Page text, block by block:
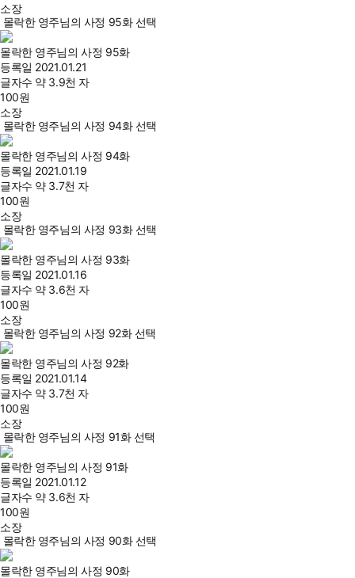
소장
몰락한 영주님의 사정 95화 선택
몰락한 영주님의 사정 95화
등록일 2021.01.21
글자수 약 3.9천 자
100원
소장
몰락한 영주님의 사정 94화 선택
몰락한 영주님의 사정 94화
등록일 2021.01.19
글자수 약 3.7천 자
100원
소장
몰락한 영주님의 사정 93화 선택
몰락한 영주님의 사정 93화
등록일 2021.01.16
글자수 약 3.6천 자
100원
소장
몰락한 영주님의 사정 92화 선택
몰락한 영주님의 사정 92화
등록일 2021.01.14
글자수 약 3.7천 자
100원
소장
몰락한 영주님의 사정 91화 선택
몰락한 영주님의 사정 91화
등록일 2021.01.12
글자수 약 3.6천 자
100원
소장
몰락한 영주님의 사정 90화 선택
몰락한 영주님의 사정 90화